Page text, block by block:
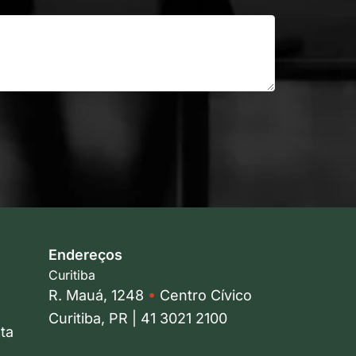
Endereços
Curitiba
R. Mauá, 1248 • Centro Cívico
Curitiba, PR | 41 3021 2100